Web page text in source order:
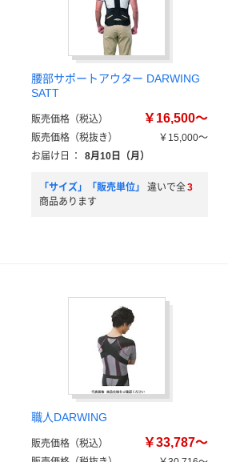
腰部サポートアウター DARWING
SATT
販売価格（税込） ￥16,500～
販売価格（税抜き）
￥15,000～
お届け日
： 8月10日（月）
「サイズ」「販売単位」 違いで全3
商品あります
職人DARWING
販売価格（税込） ￥33,787～